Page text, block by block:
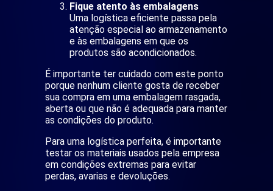
Fique atento às embalagens
Uma logística eficiente passa pela
atenção especial ao armazenamento
e às embalagens em que os
produtos são acondicionados.
É importante ter cuidado com este ponto
porque nenhum cliente gosta de receber
sua compra em uma embalagem rasgada,
aberta ou que não é adequada para manter
as condições do produto.
Para uma logística perfeita, é importante
testar os materiais usados pela empresa
em condições extremas para evitar
perdas, avarias e devoluções.